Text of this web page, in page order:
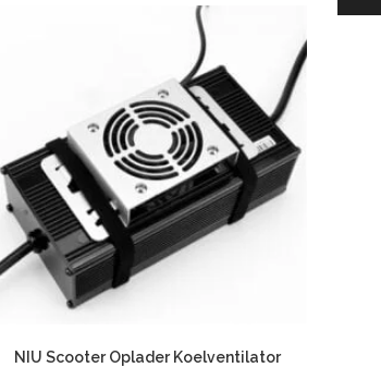
NIU Scooter Oplader Koelventilator